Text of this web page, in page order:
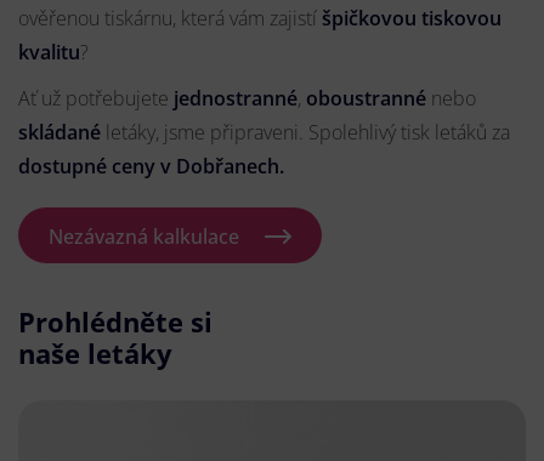
ověřenou tiskárnu, která vám zajistí špičkovou tiskovou
kvalitu?
Ať už potřebujete jednostranné, oboustranné nebo
skládané letáky, jsme připraveni. Spolehlivý tisk letáků za
dostupné ceny v Dobřanech.
Nezávazná kalkulace
Prohlédněte si
naše letáky